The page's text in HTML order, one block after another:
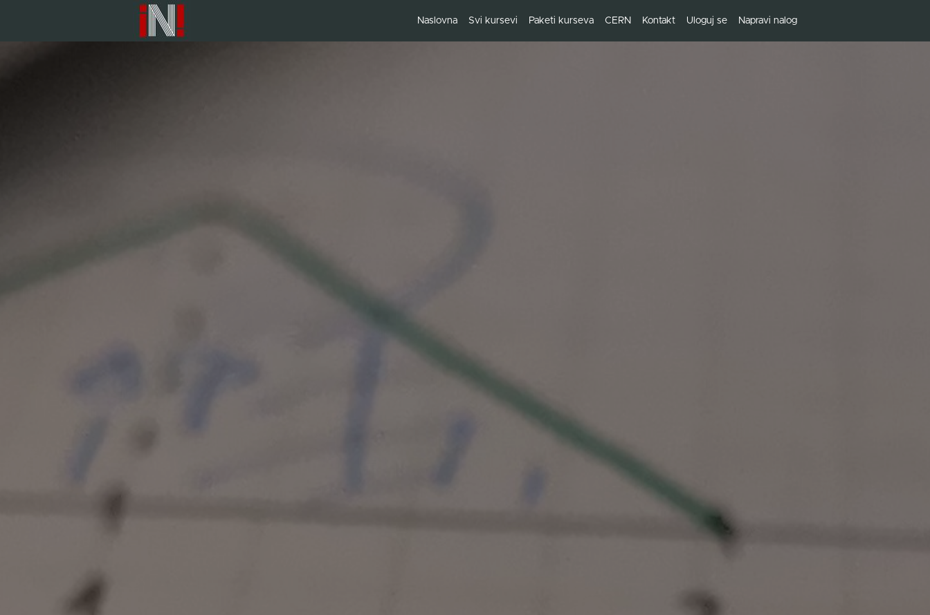
Naslovna Svi kursevi Paketi kurseva CERN Kontakt Uloguj se Napravi nalog